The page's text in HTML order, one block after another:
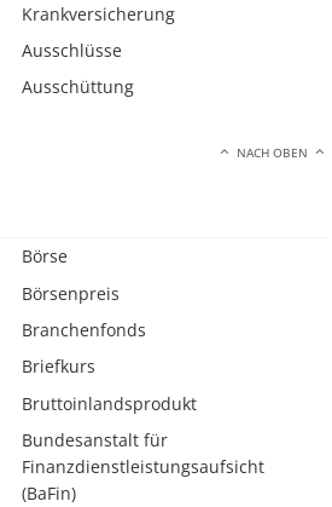
Krankversicherung
Ausschlüsse
Ausschüttung
NACH OBEN
Börse
Börsenpreis
Branchenfonds
Briefkurs
Bruttoinlandsprodukt
Bundesanstalt für
Finanzdienstleistungsaufsicht
(BaFin)